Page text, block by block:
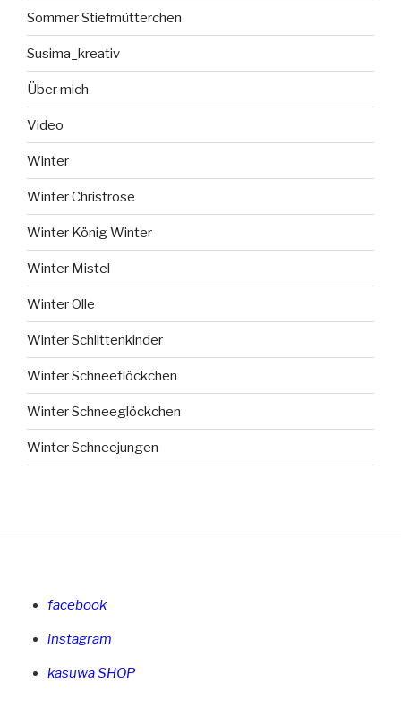
Sommer Stiefmütterchen
Susima_kreativ
Über mich
Video
Winter
Winter Christrose
Winter König Winter
Winter Mistel
Winter Olle
Winter Schlittenkinder
Winter Schneeflöckchen
Winter Schneeglöckchen
Winter Schneejungen
facebook
instagram
kasuwa SHOP